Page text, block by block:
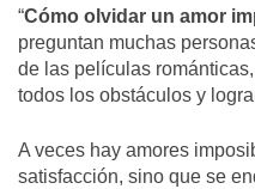
“Cómo olvidar un amor
preguntan muchas
de las películas
todos los obstáculos y
A veces hay amores
satisfacción, sino que se